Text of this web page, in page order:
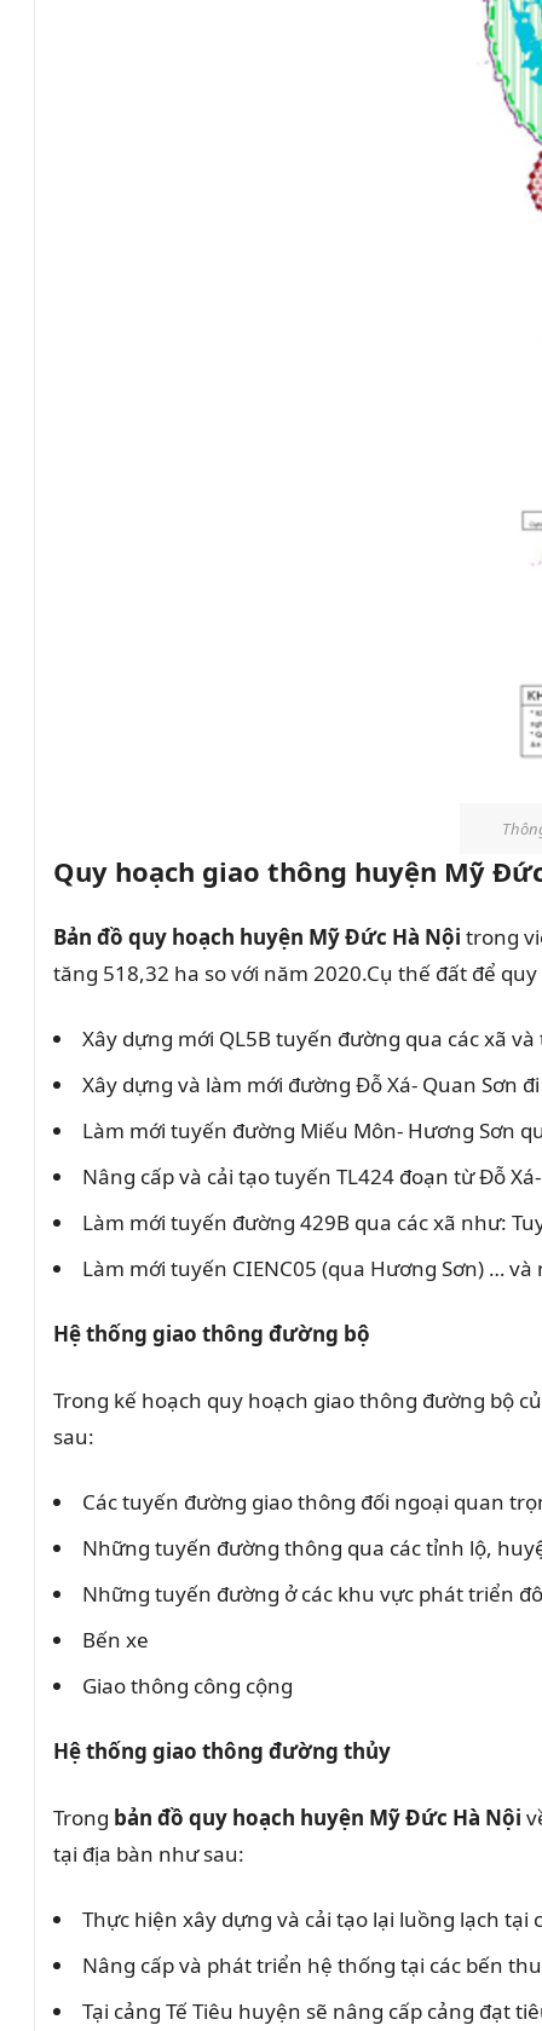
Quy hoạch giao thông huyện Mỹ
Bản đồ quy hoạch huyện Mỹ Đức Hà Nội trong
tăng 518,32 ha so với năm 2020.Cụ thế đất để
Xây dựng mới QL5B tuyến đường qua các xã
Xây dựng và làm mới đường Đỗ Xá- Quan Sơn
Làm mới tuyến đường Miếu Môn- Hương Sơn
Nâng cấp và cải tạo tuyến TL424 đoạn từ Đỗ
Làm mới tuyến đường 429B qua các xã như:
Làm mới tuyến CIENC05 (qua Hương Sơn) …
Hệ thống giao thông đường bộ
Trong kế hoạch quy hoạch giao thông đường bộ
sau:
Các tuyến đường giao thông đối ngoại quan
Những tuyến đường thông qua các tỉnh lộ,
Những tuyến đường ở các khu vực phát triển
Bến xe
Giao thông công cộng
Hệ thống giao thông đường thủy
Trong bản đồ quy hoạch huyện Mỹ Đức Hà Nội
tại địa bàn như sau:
Thực hiện xây dựng và cải tạo lại luồng lạch
Nâng cấp và phát triển hệ thống tại các bến
Tại cảng Tế Tiêu huyện sẽ nâng cấp cảng đạt